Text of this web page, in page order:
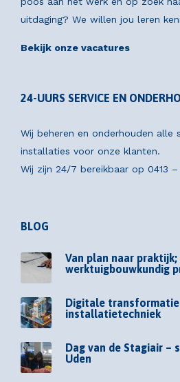
uitdaging? We willen jou leren
Bekijk onze vacatures
24-UURS SERVICE EN
Wij beheren en onderhouden alle
installaties voor onze klanten.
Wij zijn 24/7 bereikbaar op 0413
BLOG
Van plan naar
werktuigbouwkundig
Digitale transformatie
installatietechniek
Dag van de Stagiair –
Uden